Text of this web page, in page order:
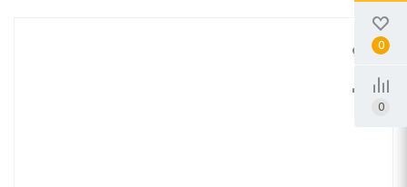
0
0